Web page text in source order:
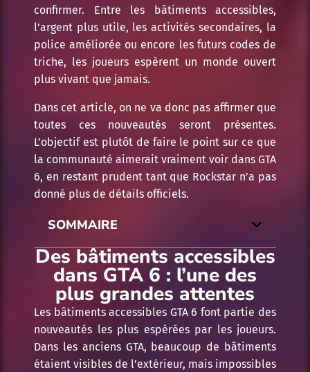
confirmer. Entre les bâtiments accessibles,
l’argent plus utile, les activités secondaires, la
police améliorée ou encore les futurs codes de
triche, les joueurs espèrent un monde ouvert
plus vivant que jamais.
Dans cet article, on ne va donc pas affirmer que
toutes ces nouveautés seront présentes.
L’objectif est plutôt de faire le point sur ce que
la communauté aimerait vraiment voir dans GTA
6, en restant prudent tant que Rockstar n’a pas
donné plus de détails officiels.
SOMMAIRE
Des bâtiments accessibles
dans GTA 6 : l’une des
plus grandes attentes
Les bâtiments accessibles GTA 6 font partie des
nouveautés les plus espérées par les joueurs.
Dans les anciens GTA, beaucoup de bâtiments
étaient visibles de l’extérieur, mais impossibles